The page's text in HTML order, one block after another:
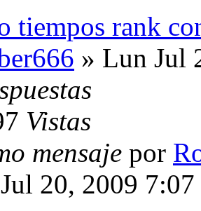
tiempos rank
» Lun Jul
Vistas
mensaje por
20, 2009 7:07